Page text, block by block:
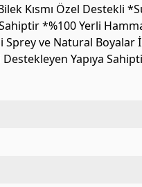
Kısmı Özel Destekli
*%100 Yerli
ve Natural Boyalar
Yapıya